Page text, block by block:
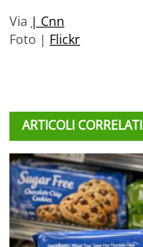
Via | Cnn
Foto | Flickr
ARTICOLI CORRELATI